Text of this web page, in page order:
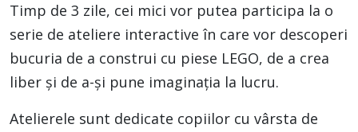
Timp de 3 zile, cei mici vor putea participa la o
serie de ateliere interactive în care vor descoperi
bucuria de a construi cu piese LEGO, de a crea
liber și de a-și pune imaginația la lucru.
Atelierele sunt dedicate copiilor cu vârsta de